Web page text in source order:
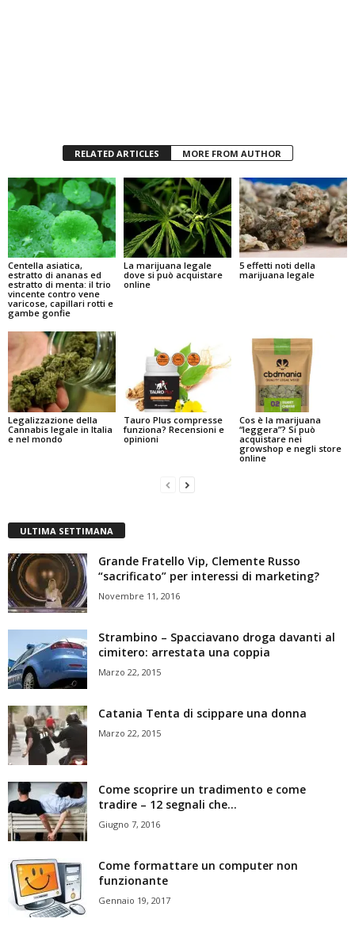
RELATED ARTICLES MORE FROM AUTHOR
Centella asiatica,
estratto di ananas ed
estratto di menta: il trio
vincente contro vene
varicose, capillari rotti e
gambe gonfie
La marijuana legale
dove si può acquistare
online
5 effetti noti della
marijuana legale
Legalizzazione della
Cannabis legale in Italia
e nel mondo
Tauro Plus compresse
funziona? Recensioni e
opinioni
Cos è la marijuana
“leggera”? Si può
acquistare nei
growshop e negli store
online
ULTIMA SETTIMANA
Grande Fratello Vip, Clemente Russo
“sacrificato” per interessi di marketing?
Novembre 11, 2016
Strambino – Spacciavano droga davanti al
cimitero: arrestata una coppia
Marzo 22, 2015
Catania Tenta di scippare una donna
Marzo 22, 2015
Come scoprire un tradimento e come
tradire – 12 segnali che...
Giugno 7, 2016
Come formattare un computer non
funzionante
Gennaio 19, 2017